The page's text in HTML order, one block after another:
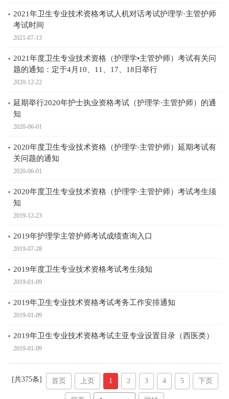
2021年卫生专业技术资格考试人机对话考试护理学·主管护师
考试时间
2021-07-13
2021年度卫生专业技术资格（护理学•主管护师）考试有关问
题的通知：定于4月10、11、17、18日举行
2020-12-22
延期举行2020年护士执业资格考试（护理学·主管护师）的通
知
2020-06-01
2020年度卫生专业技术资格（护理学·主管护师）延期考试有
关问题的通知
2020-06-01
2020年度卫生专业技术资格（护理学·主管护师）考试考生须
知
2019-12-23
2019年护理学主管护师考试成绩查询入口
2019-07-28
2019年度卫生专业技术资格考试考生须知
2019-01-09
2019年卫生专业技术资格考试考务工作安排通知
2019-01-09
2019年卫生专业技术资格考试主亚专业设置目录（西医类）
2019-01-09
[共375条] 首页 上页 1 2 3 4 5 下页